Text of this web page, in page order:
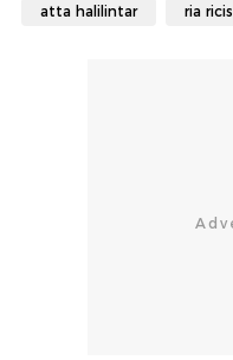
atta halilintar ria ricis